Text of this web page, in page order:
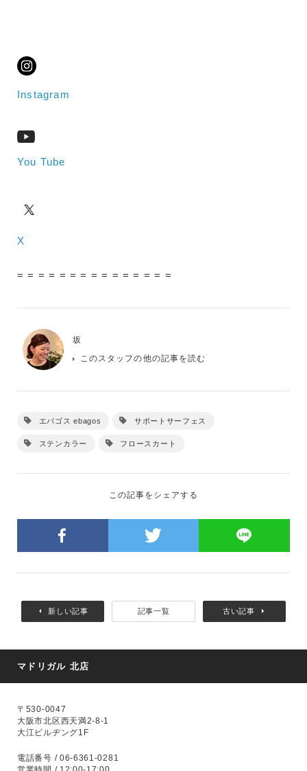
Instagram
You Tube
X
= = = = = = = = = = = = = = =
坂
このスタッフの他の記事を読む
エバゴス ebagos サポートサーフェス
ステンカラー フロースカート
この記事をシェアする
新しい記事 記事一覧 古い記事
マドリガル 北店
〒530-0047
大阪市北区西天満2-8-1
大江ビルヂング1F
電話番号 / 06-6361-0281